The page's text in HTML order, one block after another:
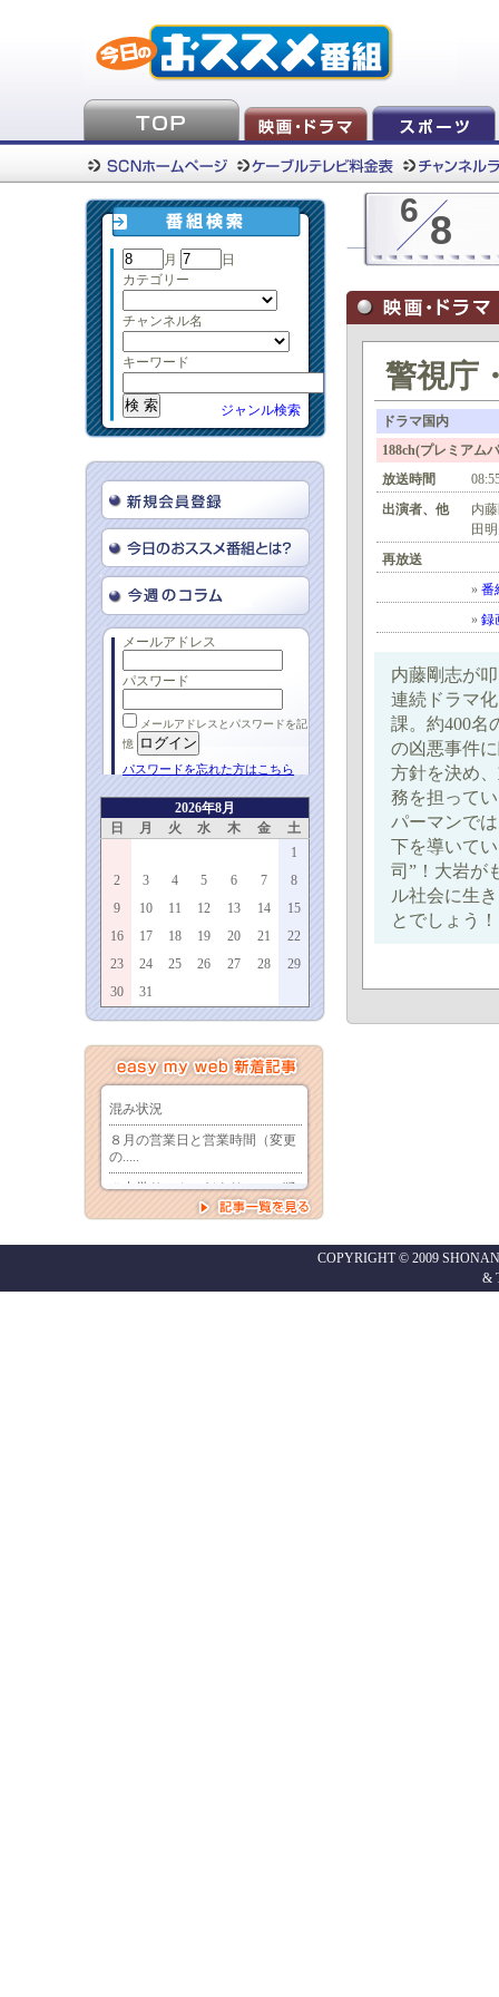
月
日
カテゴリー
チャンネル名
キーワード
ジャンル検索
メールアドレス
パスワード
メールアドレスとパスワードを記
憶
パスワードを忘れた方はこちら
2026年8月
日
月 火 水 木 金
土
1
2
3 4 5 6 7
8
9
10 11 12 13 14
15
16
17 18 19 20 21
22
23
24 25 26 27 28
29
30
31
6 8
警視庁
ドラマ国内
188ch(プレミア
放送時間
出演者、他
内
田
再放送
» 番
» 録
内藤剛志が
連続ドラマ
課。約400名
の凶悪事件
方針を決め
務を担って
パーマンで
下を導いて
司”！大岩が
ル社会に生
とでしょう！
COPYRIGHT © 2009
&